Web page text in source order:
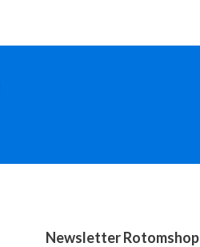
Newsletter Rotomshop